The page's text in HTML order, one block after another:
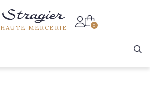
HAUTE MERCERIE 0